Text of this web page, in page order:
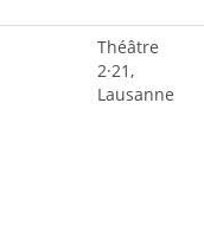
Théâtre
2·21,
Lausanne